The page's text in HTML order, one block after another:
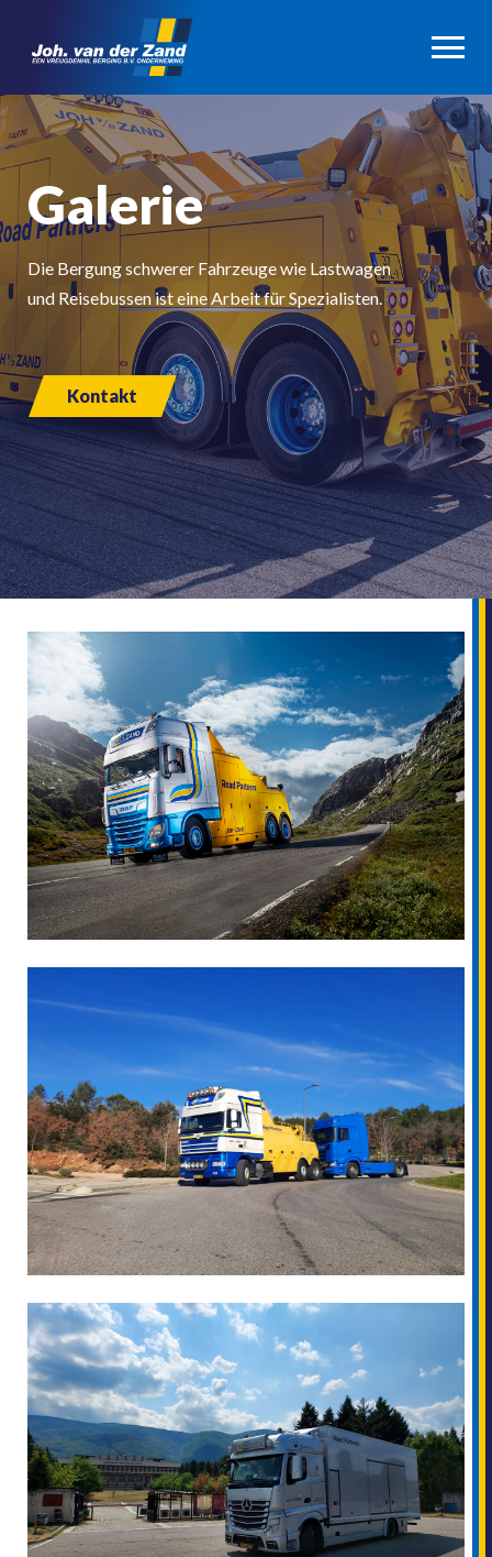
Galerie
Die Bergung schwerer Fahrzeuge wie Lastwagen
und Reisebussen ist eine Arbeit für Spezialisten.
Kontakt